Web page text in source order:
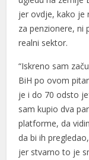
jer ovdje, kako je
za penzionere, ni
realni sektor.
“Iskreno sam
BiH po ovom
je i do 70 odsto
sam kupio dva
platforme, da
da bi ih
jer stvarno to je